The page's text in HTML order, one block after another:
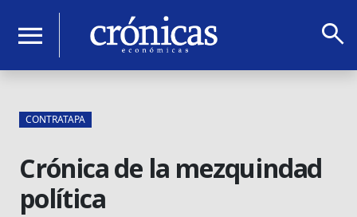
menu search
CONTRATAPA
Crónica de la mezquindad
política